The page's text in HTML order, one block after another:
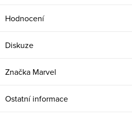
Hodnocení
Diskuze
Značka Marvel
Ostatní informace